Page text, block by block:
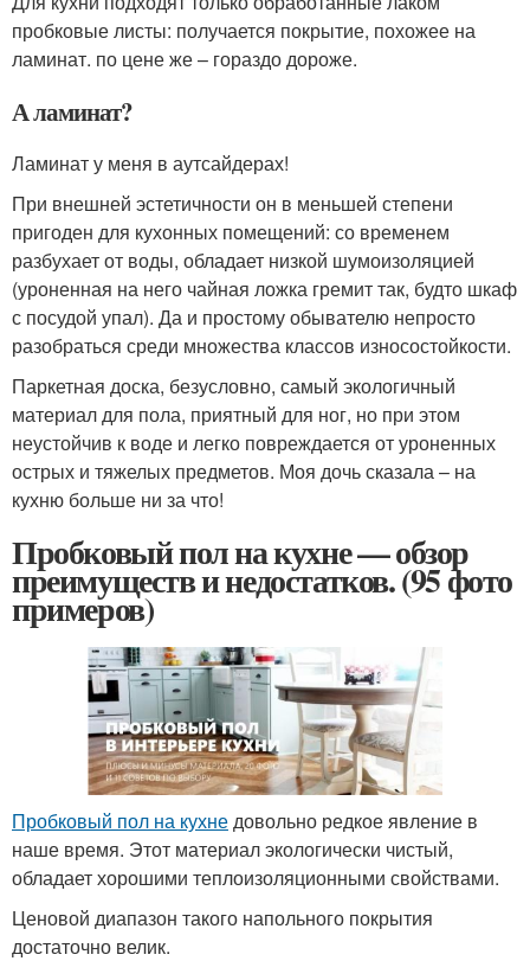
пробковые листы: получается покрытие, похожее на
ламинат. по цене же – гораздо дороже.
А ламинат?
Ламинат у меня в аутсайдерах!
При внешней эстетичности он в меньшей степени
пригоден для кухонных помещений: со временем
разбухает от воды, обладает низкой шумоизоляцией
(уроненная на него чайная ложка гремит так, будто шкаф
с посудой упал). Да и простому обывателю непросто
разобраться среди множества классов износостойкости.
Паркетная доска, безусловно, самый экологичный
материал для пола, приятный для ног, но при этом
неустойчив к воде и легко повреждается от уроненных
острых и тяжелых предметов. Моя дочь сказала – на
кухню больше ни за что!
Пробковый пол на кухне — обзор
преимуществ и недостатков. (95 фото
примеров)
Пробковый пол на кухнедовольно редкое явление в
наше время. Этот материал экологически чистый,
обладает хорошими теплоизоляционными свойствами.
Ценовой диапазон такого напольного покрытия
достаточно велик.